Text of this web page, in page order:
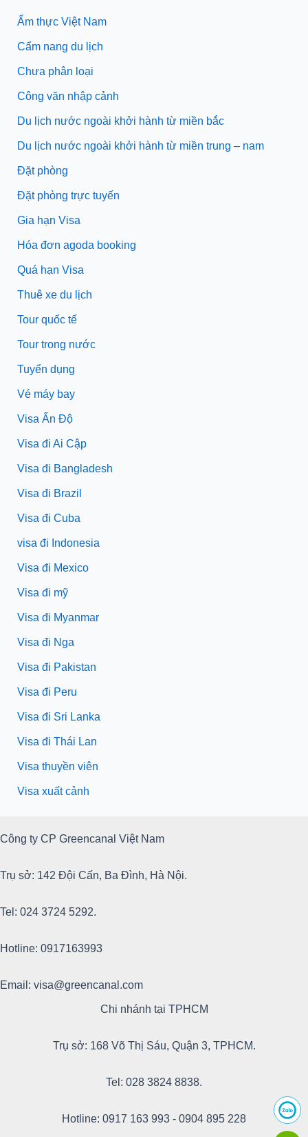
Ẩm thực Việt Nam
Cẩm nang du lịch
Chưa phân loại
Công văn nhập cảnh
Du lịch nước ngoài khởi hành từ miền bắc
Du lịch nước ngoài khởi hành từ miền trung – nam
Đặt phòng
Đặt phòng trực tuyến
Gia hạn Visa
Hóa đơn agoda booking
Quá hạn Visa
Thuê xe du lịch
Tour quốc tế
Tour trong nước
Tuyển dụng
Vé máy bay
Visa Ấn Độ
Visa đi Ai Cập
Visa đi Bangladesh
Visa đi Brazil
Visa đi Cuba
visa đi Indonesia
Visa đi Mexico
Visa đi mỹ
Visa đi Myanmar
Visa đi Nga
Visa đi Pakistan
Visa đi Peru
Visa đi Sri Lanka
Visa đi Thái Lan
Visa thuyền viên
Visa xuất cảnh
Công ty CP Greencanal Việt Nam
Trụ sở: 142 Đội Cấn, Ba Đình, Hà Nội.
Tel: 024 3724 5292.
Hotline: 0917163993
Email: visa@greencanal.com
Chi nhánh tại TPHCM
Trụ sở: 168 Võ Thị Sáu, Quận 3, TPHCM.
Tel: 028 3824 8838.
Hotline: 0917 163 993 - 0904 895 228